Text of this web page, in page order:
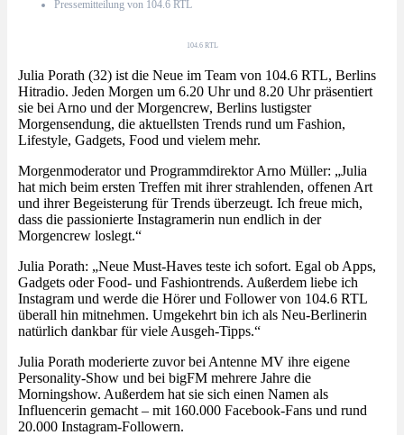
Pressemitteilung von 104.6 RTL
104.6 RTL
Julia Porath (32) ist die Neue im Team von 104.6 RTL, Berlins
Hitradio. Jeden Morgen um 6.20 Uhr und 8.20 Uhr präsentiert
sie bei Arno und der Morgencrew, Berlins lustigster
Morgensendung, die aktuellsten Trends rund um Fashion,
Lifestyle, Gadgets, Food und vielem mehr.
Morgenmoderator und Programmdirektor Arno Müller: „Julia
hat mich beim ersten Treffen mit ihrer strahlenden, offenen Art
und ihrer Begeisterung für Trends überzeugt. Ich freue mich,
dass die passionierte Instagramerin nun endlich in der
Morgencrew loslegt.“
Julia Porath: „Neue Must-Haves teste ich sofort. Egal ob Apps,
Gadgets oder Food- und Fashiontrends. Außerdem liebe ich
Instagram und werde die Hörer und Follower von 104.6 RTL
überall hin mitnehmen. Umgekehrt bin ich als Neu-Berlinerin
natürlich dankbar für viele Ausgeh-Tipps.“
Julia Porath moderierte zuvor bei Antenne MV ihre eigene
Personality-Show und bei bigFM mehrere Jahre die
Morningshow. Außerdem hat sie sich einen Namen als
Influencerin gemacht – mit 160.000 Facebook-Fans und rund
20.000 Instagram-Followern.